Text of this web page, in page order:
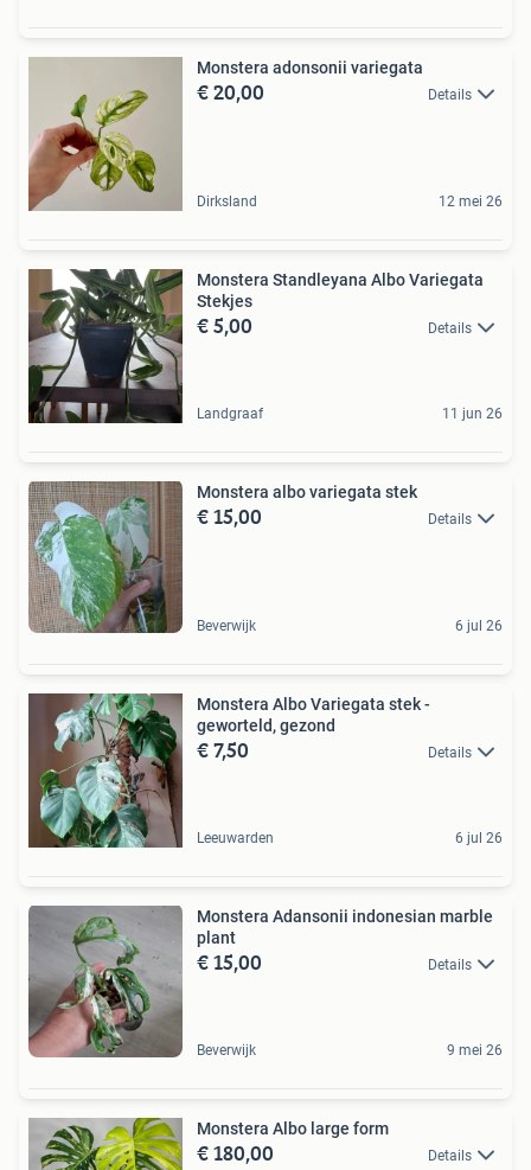
Monstera adonsonii variegata
€ 20,00 Details
Dirksland 12 mei 26
Monstera Standleyana Albo Variegata
Stekjes
€ 5,00 Details
Landgraaf 11 jun 26
Monstera albo variegata stek
€ 15,00 Details
Beverwijk 6 jul 26
Monstera Albo Variegata stek -
geworteld, gezond
€ 7,50 Details
Leeuwarden 6 jul 26
Monstera Adansonii indonesian marble
plant
€ 15,00 Details
Beverwijk 9 mei 26
Monstera Albo large form
€ 180,00 Details